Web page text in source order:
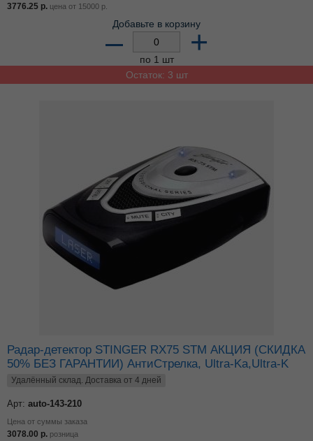
3776.25 р. цена от 15000 р.
Добавьте в корзину
– +
по 1 шт
Остаток: 3 шт
Радар-детектор STINGER RX75 STM АКЦИЯ (СКИДКА
50% БЕЗ ГАРАНТИИ) АнтиСтрелка, Ultra-Ka,Ultra-K
Удалённый склад. Доставка от 4 дней
Арт: auto-143-210
Цена от суммы заказа
3078.00 р. розница